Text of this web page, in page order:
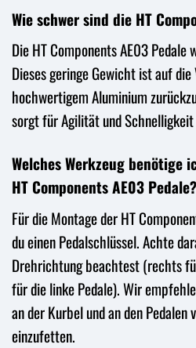
Wie schwer sind die HT
Die HT Components AE03
Dieses geringe Gewicht ist auf die
hochwertigem Aluminium
sorgt für Agilität und
Welches Werkzeug benötige
HT Components AE03 Pedale?
Für die Montage der HT
du einen Pedalschlüssel. Achte
Drehrichtung beachtest (rechts
für die linke Pedale). Wir
an der Kurbel und an den Pedalen
einzufetten.